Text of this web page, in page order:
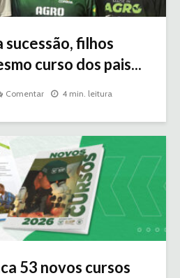
sucessão, filhos
curso dos pais...
Comentar 4 min. leitura
53 novos cursos